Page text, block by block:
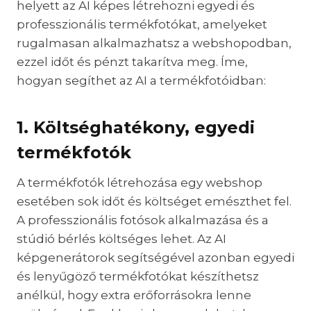
helyett az AI képes létrehozni egyedi és
professzionális termékfotókat, amelyeket
rugalmasan alkalmazhatsz a webshopodban,
ezzel időt és pénzt takarítva meg. Íme,
hogyan segíthet az AI a termékfotóidban:
1. Költséghatékony, egyedi
termékfotók
A termékfotók létrehozása egy webshop
esetében sok időt és költséget emészthet fel.
A professzionális fotósok alkalmazása és a
stúdió bérlés költséges lehet. Az AI
képgenerátorok segítségével azonban egyedi
és lenyűgöző termékfotókat készíthetsz
anélkül, hogy extra erőforrásokra lenne